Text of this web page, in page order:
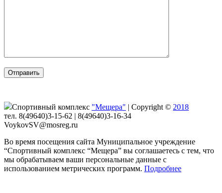
Спортивный комплекс "Мещера" | Copyright © 2018
тел. 8(49640)3-15-62 | 8(49640)3-16-34
VoykovSV@mosreg.ru
Во время посещения сайта Муниципальное учреждение
“Спортивный комплекс “Мещера” вы соглашаетесь с тем, что
мы обрабатываем ваши персональные данные с
использованием метрических программ. Подробнее